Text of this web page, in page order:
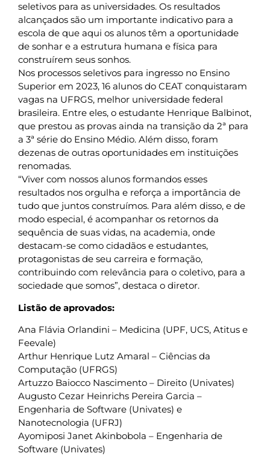
seletivos para as universidades. Os resultados
alcançados são um importante indicativo para a
escola de que aqui os alunos têm a oportunidade
de sonhar e a estrutura humana e física para
construírem seus sonhos.
Nos processos seletivos para ingresso no Ensino
Superior em 2023, 16 alunos do CEAT conquistaram
vagas na UFRGS, melhor universidade federal
brasileira. Entre eles, o estudante Henrique Balbinot,
que prestou as provas ainda na transição da 2ª para
a 3ª série do Ensino Médio. Além disso, foram
dezenas de outras oportunidades em instituições
renomadas.
“Viver com nossos alunos formandos esses
resultados nos orgulha e reforça a importância de
tudo que juntos construímos. Para além disso, e de
modo especial, é acompanhar os retornos da
sequência de suas vidas, na academia, onde
destacam-se como cidadãos e estudantes,
protagonistas de seu carreira e formação,
contribuindo com relevância para o coletivo, para a
sociedade que somos”, destaca o diretor.
Listão de aprovados:
Ana Flávia Orlandini – Medicina (UPF, UCS, Atitus e
Feevale)
Arthur Henrique Lutz Amaral – Ciências da
Computação (UFRGS)
Artuzzo Baiocco Nascimento – Direito (Univates)
Augusto Cezar Heinrichs Pereira Garcia –
Engenharia de Software (Univates) e
Nanotecnologia (UFRJ)
Ayomiposi Janet Akinbobola – Engenharia de
Software (Univates)